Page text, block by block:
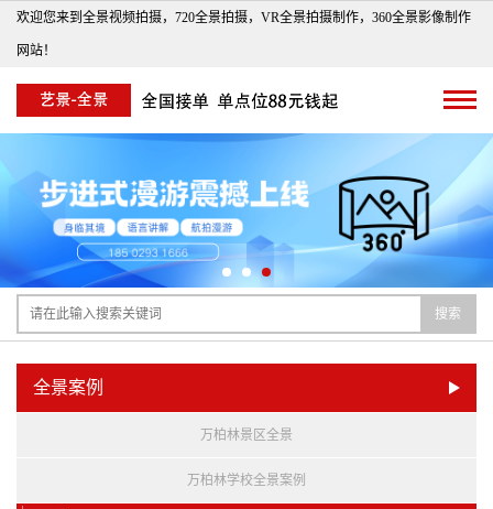
欢迎您来到全景视频拍摄，720全景拍摄，VR全景拍摄制作，360全景影像制作
网站！
搜索
全景案例
万柏林景区全景
万柏林学校全景案例